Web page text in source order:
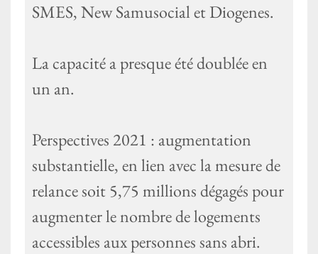
SMES, New Samusocial et Diogenes.
La capacité a presque été doublée en
un an.
Perspectives 2021 : augmentation
substantielle, en lien avec la mesure de
relance soit 5,75 millions dégagés pour
augmenter le nombre de logements
accessibles aux personnes sans abri.